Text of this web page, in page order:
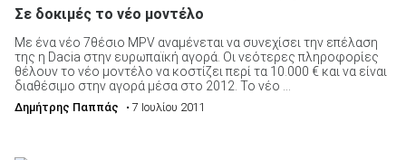
Σε δοκιμές το νέο μοντέλο
Με ένα νέο 7θέσιο MPV αναμένεται να συνεχίσει την επέλαση
της η Dacia στην ευρωπαϊκή αγορά. Οι νεότερες πληροφορίες
θέλουν το νέο μοντέλο να κοστίζει περί τα 10.000 € και να είναι
διαθέσιμο στην αγορά μέσα στο 2012. Το νέο ...
Δημήτρης Παππάς • 7 Ιουλίου 2011